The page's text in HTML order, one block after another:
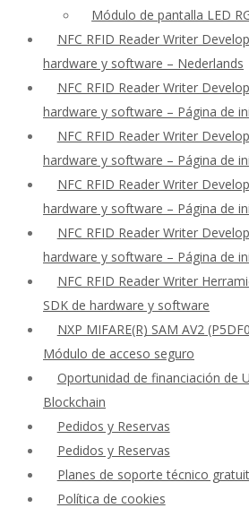
Módulo de pantalla LED
NFC RFID Reader Writer
hardware y software – Nederlands
NFC RFID Reader Writer
hardware y software – Página de
NFC RFID Reader Writer
hardware y software – Página de
NFC RFID Reader Writer
hardware y software – Página de
NFC RFID Reader Writer
hardware y software – Página de
NFC RFID Reader Writer
SDK de hardware y software
NXP MIFARE(R) SAM AV2
Módulo de acceso seguro
Oportunidad de financiación de
Blockchain
Pedidos y Reservas
Pedidos y Reservas
Planes de soporte técnico
Política de cookies